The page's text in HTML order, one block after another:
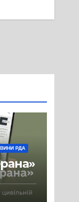
РДА